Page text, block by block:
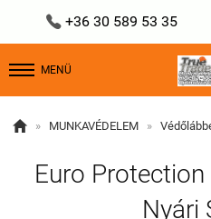
 +36 30 589 53 35
MENÜ
 » MUNKAVÉDELEM »
Euro
Nyári